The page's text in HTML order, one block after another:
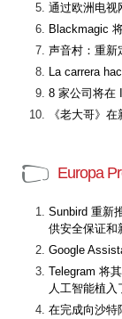
通过欧洲电视
Blackmagic
声音村：重新
La carrera
8 家公司将在
《老大哥》
Europa
Sunbird 重新
供安全保证和
Google
Telegram 将
人工智能植入
在完成向沙特